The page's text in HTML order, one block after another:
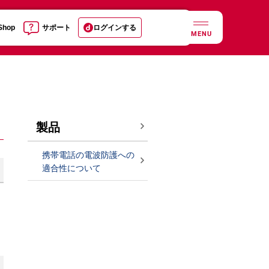
サポート ログインする
MENU
製品
携帯電話の電波防護への
適合性について